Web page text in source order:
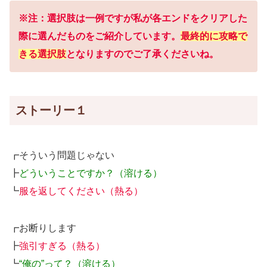
※注：選択肢は一例ですが私が各エンドをクリアした
際に選んだものをご紹介しています。 最終的に攻略で
きる選択肢となりますのでご了承くださいね。
ストーリー１
┏そういう問題じゃない
┣どういうことですか？（溶ける）
┗服を返してください（熱る）
┏お断りします
┣強引すぎる（熱る）
┗“俺の”って？（溶ける）